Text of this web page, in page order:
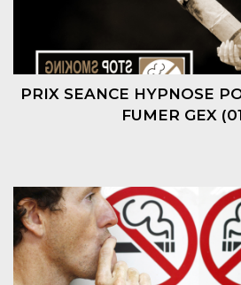
PRIX SEANCE HYPNOSE
FUMER GEX